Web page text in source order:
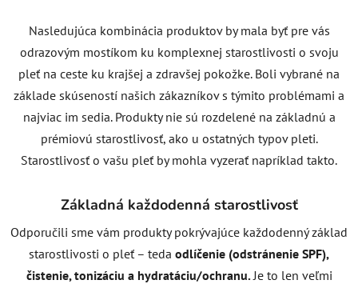
Nasledujúca kombinácia produktov by mala byť pre vás
odrazovým mostíkom ku komplexnej starostlivosti o svoju
pleť na ceste ku krajšej a zdravšej pokožke. Boli vybrané na
základe skúseností našich zákazníkov s týmito problémami a
najviac im sedia. Produkty nie sú rozdelené na základnú a
prémiovú starostlivosť, ako u ostatných typov pleti.
Starostlivosť o vašu pleť by mohla vyzerať napríklad takto.
Základná každodenná starostlivosť
Odporučili sme vám produkty pokrývajúce každodenný základ
starostlivosti o pleť – teda odlíčenie (odstránenie SPF),
čistenie, tonizáciu a hydratáciu/ochranu. Je to len veľmi